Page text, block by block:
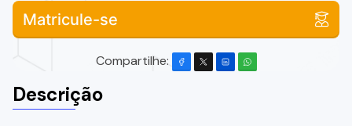
Matricule-se
Compartilhe:
Descrição